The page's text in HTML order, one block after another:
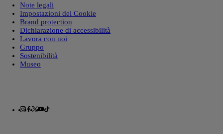
Note legali
Impostazioni dei Cookie
Brand protection
Dichiarazione di accessibilità
Lavora con noi
Gruppo
Sostenibilità
Museo